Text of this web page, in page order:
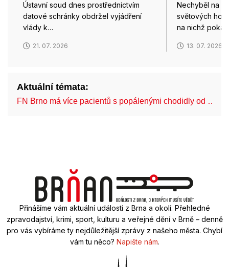
Ústavní soud dnes prostřednictvím
datové schránky obdržel vyjádření
vlády k…
21. 07. 2026
Nechyběl na
světových
na nichž
13. 07. 2026
Aktuální témata:
FN Brno má více pacientů s popálenými chodidly od …
Přinášíme vám aktuální události z Brna a okolí. Přehledné
zpravodajství, krimi, sport, kulturu a veřejné dění v Brně – denně
pro vás vybíráme ty nejdůležitější zprávy z našeho města. Chybí
vám tu něco? Napište nám.